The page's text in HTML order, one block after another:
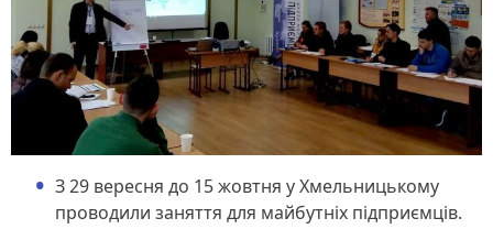
З 29 вересня до 15 жовтня у Хмельницькому
проводили заняття для майбутніх підприємців.